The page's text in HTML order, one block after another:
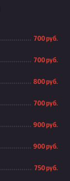
700 руб.
700 руб.
800 руб.
700 руб.
900 руб.
900 руб.
750 руб.